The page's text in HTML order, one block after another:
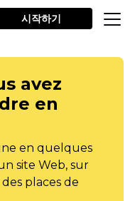
시작하기
avez
en
en quelques
site Web, sur
places de